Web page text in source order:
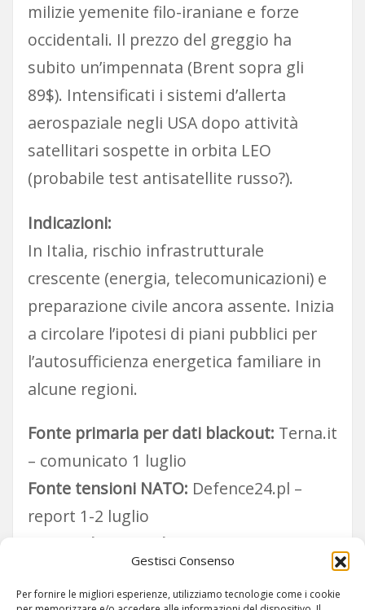
Gestisci Consenso
Per fornire le migliori esperienze, utilizziamo tecnologie come i cookie
milizie yemenite filo-iraniane e forze
occidentali. Il prezzo del greggio ha
subito un’impennata (Brent sopra gli
89$). Intensificati i sistemi d’allerta
aerospaziale negli USA dopo attività
satellitari sospette in orbita LEO
(probabile test antisatellite russo?).
Indicazioni:
In Italia, rischio infrastrutturale
crescente (energia, telecomunicazioni) e
preparazione civile ancora assente. Inizia
a circolare l’ipotesi di piani pubblici per
l’autosufficienza energetica familiare in
alcune regioni.
Fonte primaria per dati blackout: Terna.it
– comunicato 1 luglio
Fonte tensioni NATO: Defence24.pl –
report 1-2 luglio
Fonte cyberattacchi: